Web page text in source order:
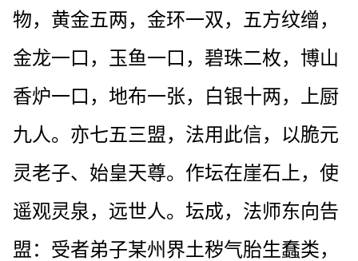
物，黄金五两，金环一双，五方纹缯，
金龙一口，玉鱼一口，碧珠二枚，博山
香炉一口，地布一张，白银十两，上厨
九人。亦七五三盟，法用此信，以脆元
灵老子、始皇天尊。作坛在崖石上，使
遥观灵泉，远世人。坛成，法师东向告
盟：受者弟子某州界土秽气胎生蠢类，